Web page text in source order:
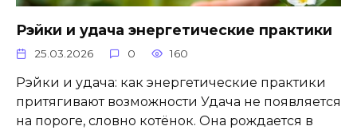
Рэйки и удача энергетические практики
25.03.2026 0 160
Рэйки и удача: как энергетические практики
притягивают возможности Удача не появляется
на пороге, словно котёнок. Она рождается в